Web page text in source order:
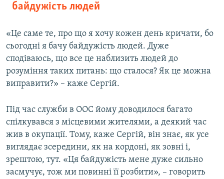
байдужість людей
«Це саме те, про що я хочу кожен день кричати, бо
сьогодні я бачу байдужість людей. Дуже
сподіваюсь, що все це наблизить людей до
розуміння таких питань: що сталося? Як це можна
виправити?» – каже Сергій.
Під час служби в ООС йому доводилося багато
спілкувався з місцевими жителями, а деякий час
жив в окупації. Тому, каже Сергій, він знає, як усе
виглядає зсередини, як на кордоні, як зовні і,
зрештою, тут. «Ця байдужість мене дуже сильно
засмучує, тож ми повинні її розбити», – говорить